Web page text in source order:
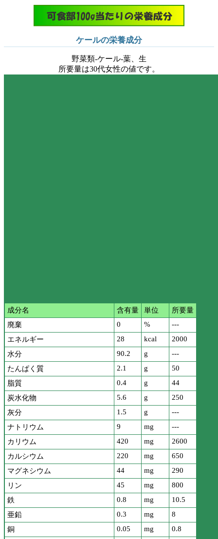
ケールの栄養成分
野菜類-ケール-葉、生
所要量は30代女性の値です。
成分名 含有量 単位
所要量
廃棄
0 %
---
エネルギー
28 kcal
2000
水分
90.2 g
---
たんぱく質
2.1 g
50
脂質
0.4 g
44
炭水化物
5.6 g
250
灰分
1.5 g
---
ナトリウム
9 mg
---
カリウム
420 mg
2600
カルシウム
220 mg
650
マグネシウム
44 mg
290
リン
45 mg
800
鉄
0.8 mg
10.5
亜鉛
0.3 mg
8
銅
0.05 mg
0.8